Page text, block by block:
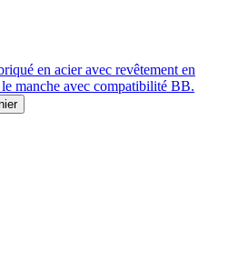
en acier avec revêtement en
manche avec compatibilité BB.